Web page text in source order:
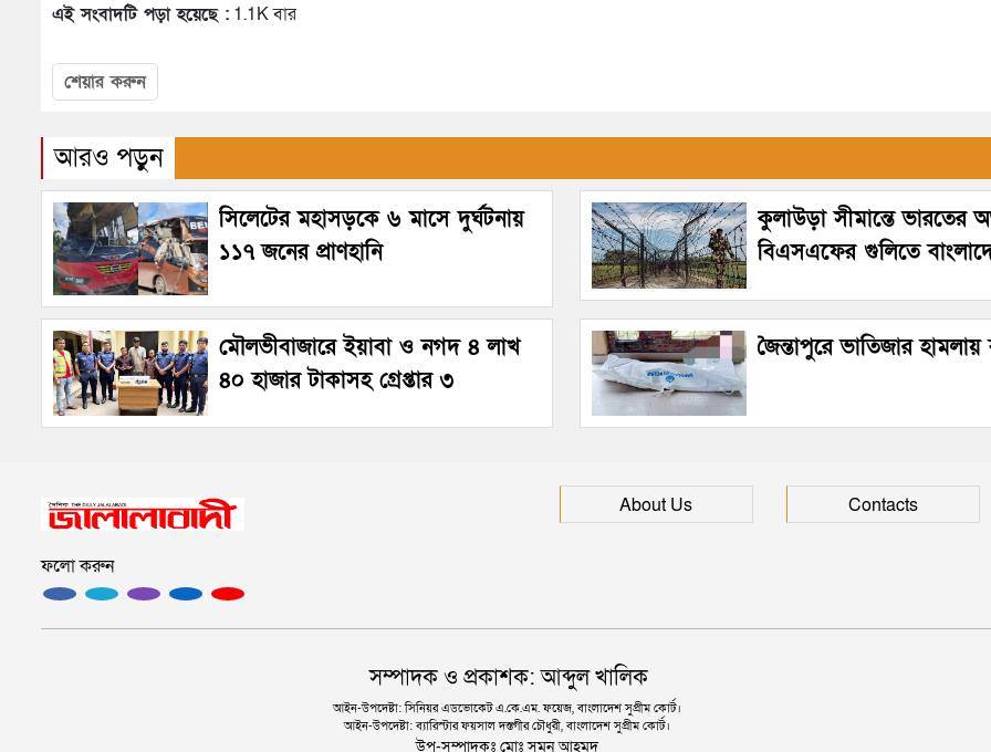
এই সংবাদটি পড়া হয়েছে : 1.1K বার
শেয়ার করুন
আরও পড়ুন
সিলেটের মহাসড়কে ৬ মাসে দুর্ঘটনায়
১১৭ জনের প্রাণহানি
কুলাউড়া সীমান্তে ভারতের
বিএসএফের গুলিতে
মৌলভীবাজারে ইয়াবা ও নগদ ৪ লাখ
৪০ হাজার টাকাসহ গ্রেপ্তার ৩
জৈন্তাপুরে ভাতিজার হামলায়
ফলো করুন
About Us Contacts
সম্পাদক ও প্রকাশক: আব্দুল খালিক
আইন-উপদেষ্টা: সিনিয়র এডভোকেট এ.কে.এম. ফয়েজ, বাংলাদেশ সুপ্রীম কোর্ট।
আইন-উপদেষ্টা: ব্যারিস্টার ফয়সাল দস্তগীর চৌধুরী, বাংলাদেশ সুপ্রীম কোর্ট।
উপ-সম্পাদকঃ মোঃ সুমন আহমদ